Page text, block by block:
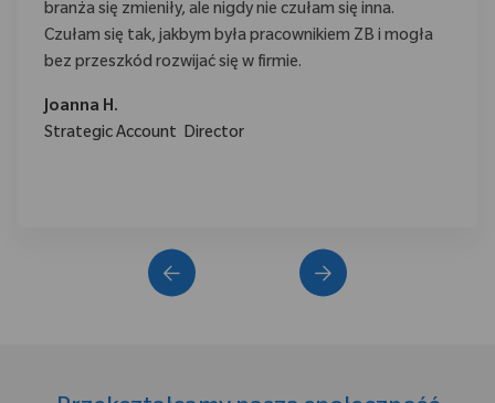
branża się zmieniły, ale nigdy nie czułam się inna.
Czułam się tak, jakbym była pracownikiem ZB i mogła
bez przeszkód rozwijać się w firmie.
Joanna H.
Strategic Account Director